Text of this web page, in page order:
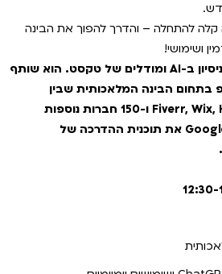
להתחלה – והדרך להפוך את הבינה
ושימושי!
נדב רג'ואן: בעל 15 שנות ניסיון ב-AI ומודלים של טקסט. הוא שותף
הבינה המלאכותית שבין
לקוחותיהם: Fiverr, Wix, Honeybook ו-150 חברות נוספות
ברחבי העולם, הוביל ב-Google את תוכנית ההדרכה של